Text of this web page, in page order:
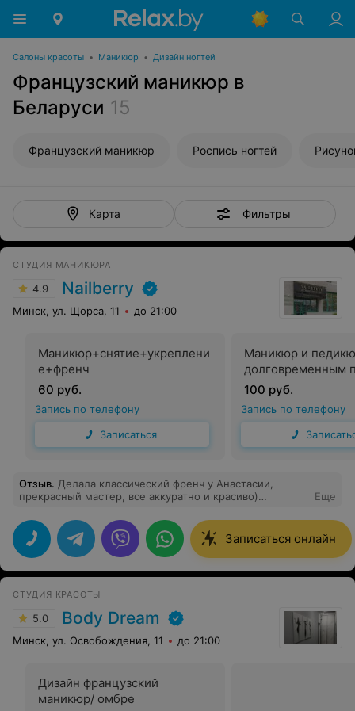
Салоны красоты • Маникюр • Дизайн ногтей
Французский маникюр в
Беларуси 15
Французский маникюр Роспись ногтей
Карта Фильтры
СТУДИЯ МАНИКЮРА
4.9 Nailberry
Минск, ул. Щорса, 11 до 21:00
Маникюр+снятие+укреплени
е+френч
60 руб.
Запись по телефону
Записаться
Маникюр и
долговременным
100 руб.
Запись по телефону
Отзыв. Делала классический френч у Анастасии,
прекрасный мастер, все аккуратно и красиво)
Еще
Записаться онлайн
СТУДИЯ КРАСОТЫ
5.0 Body Dream
Минск, ул. Освобождения, 11 до 21:00
Дизайн французский
маникюр/ омбре